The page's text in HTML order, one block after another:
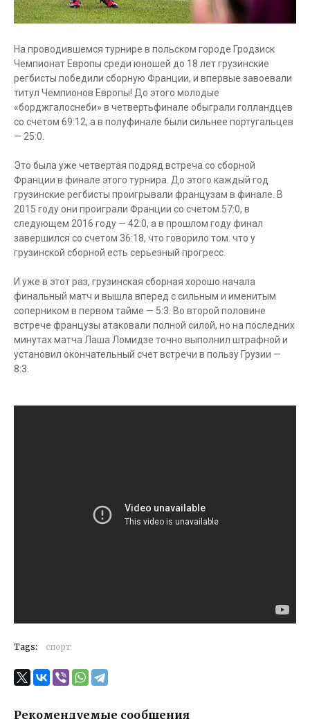
На проводившемся турнире в польском городе Гродзиск
Чемпионат Европы среди юношей до 18 лет грузинские
регбисты победили сборную Франции, и впервые завоевали
титул Чемпионов Европы! До этого молодые
«борджгалоснеби» в четвертьфинале обыграли голландцев
со счетом 69:12, а в полуфинале были сильнее португальцев
— 25:0.
Это была уже четвертая подряд встреча со сборной
Франции в финале этого турнира. До этого каждый год
грузинские регбисты проигрывали французам в финале. В
2015 году они проиграли Франции со счетом 57:0, в
следующем 2016 году — 42:0, а в прошлом году финал
завершился со счетом 36:18, что говорило том. что у
грузинской сборной есть серьезный прогресс.
И уже в этот раз, грузинская сборная хорошо начала
финальный матч и вышла вперед с сильным и именитым
соперником в первом тайме — 5:3. Во второй половине
встрече французы атаковали полной силой, но на последних
минутах матча Лаша Ломидзе точно выполнил штрафной и
установил окончательный счет встречи в пользу Грузии —
8:3.
Tags: спорт
Рекомендуемые сообщения